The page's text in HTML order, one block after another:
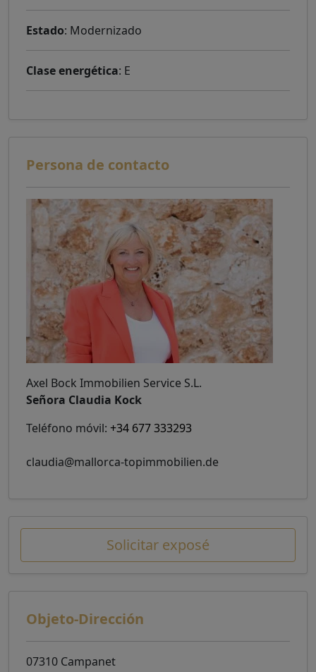
Estado: Modernizado
Clase energética: E
Persona de contacto
Axel Bock Immobilien Service S.L.
Señora Claudia Kock
Teléfono móvil: +34 677 333293
claudia@mallorca-topimmobilien.de
Solicitar exposé
Objeto-Dirección
07310 Campanet